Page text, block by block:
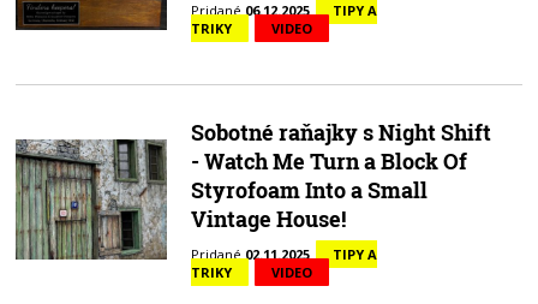
Pridané06.12.2025
TIPY A
TRIKY
VIDEO
Sobotné raňajky s Night Shift
- Watch Me Turn a Block Of
Styrofoam Into a Small
Vintage House!
Pridané02.11.2025
TIPY A
TRIKY
VIDEO